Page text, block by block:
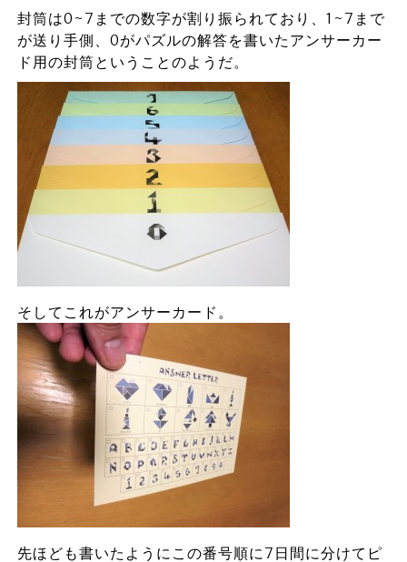
封筒は0~7までの数字が割り振られており、1~7まで
が送り手側、0がパズルの解答を書いたアンサーカー
ド用の封筒ということのようだ。
そしてこれがアンサーカード。
先ほども書いたようにこの番号順に7日間に分けてピ